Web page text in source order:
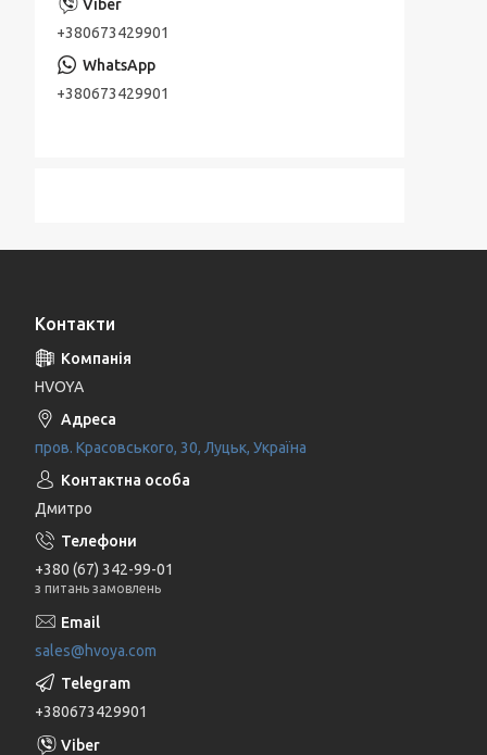
+380673429901
+380673429901
Контакти
HVOYA
пров. Красовського, 30, Луцьк, Україна
Дмитро
+380 (67) 342-99-01
з питань замовлень
sales@hvoya.com
+380673429901